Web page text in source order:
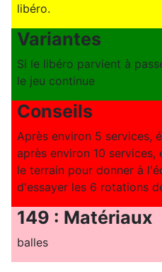
libéro.
Variantes
Si le libéro parvient à
le jeu continue
Conseils
Après environ 5 services,
après environ 10
le terrain pour donner à
d'essayer les 6 rotations
149 : Matériaux
balles